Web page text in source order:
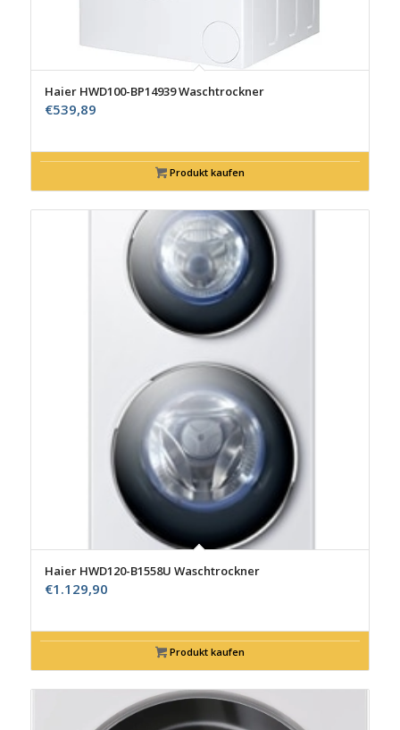
Haier HWD100-BP14939 Waschtrockner
€539,89
Produkt kaufen
Haier HWD120-B1558U Waschtrockner
€1.129,90
Produkt kaufen